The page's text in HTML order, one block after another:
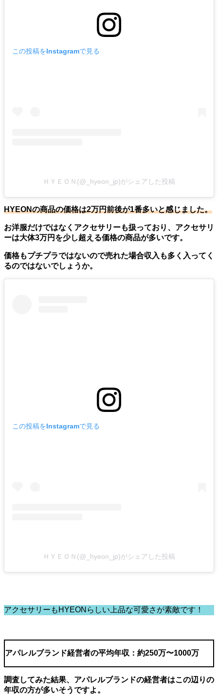
この投稿をInstagramで見る
ＨＹＥＯＮ(@_hyeon_jp)がシェアした投稿
HYEONの商品の価格は2万円前後が1番多いと感じました。
お洋服だけではなくアクセサリーも扱っており、アクセサリ
ーは大体3万円を少し超える価格の商品が多いです。
価格もプチプラではないので売れた場合収入も多く入ってく
るのではないでしょうか。
この投稿をInstagramで見る
ＨＹＥＯＮ(@_hyeon_jp)がシェアした投稿
アクセサリーもHYEONらしい上品な可愛さが素敵です！
アパレルブランド経営者の平均年収：約250万〜1000万
調査してみた結果、アパレルブランドの経営者はこの辺りの
年収の方が多いそうですよ。